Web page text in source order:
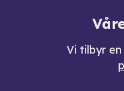
Vi tilbyr